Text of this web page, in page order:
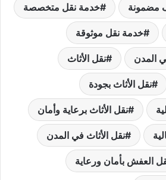
مضمونة خدمة نقل متخصصة
خدمة نقل موثوقة
المدن نقل الأثاث
نقل الأثاث بجودة
نقل الأثاث برعاية وأمان
نقل الأثاث في المدن
العفش بأمان ورعاية